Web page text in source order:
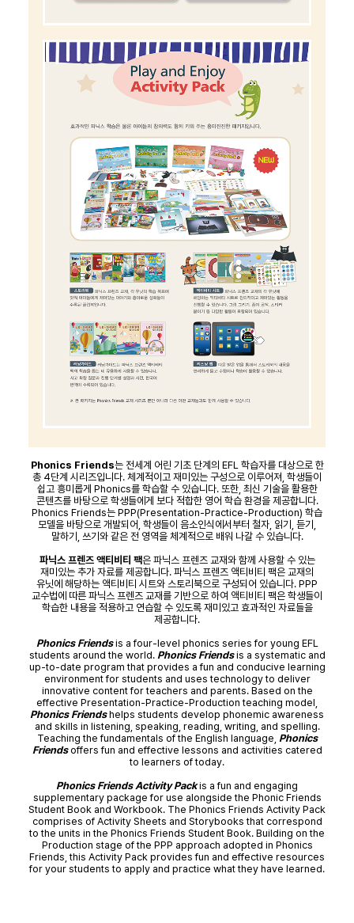
Phonics Friends는 전세계 어린 기초 단계의 EFL 학습자를 대상으로 한
총 4단계 시리즈입니다. 체계적이고 재미있는 구성으로 이루어져, 학생들이
쉽고 흥미롭게 Phonics를 학습할 수 있습니다. 또한, 최신 기술을 활용한
콘텐츠를 바탕으로 학생들에게 보다 적합한 영어 학습 환경을 제공합니다.
Phonics Friends는 PPP(Presentation-Practice-Production) 학습
모델을 바탕으로 개발되어, 학생들이 음소인식에서부터 철자, 읽기, 듣기,
말하기, 쓰기와 같은 전 영역을 체계적으로 배워 나갈 수 있습니다.
파닉스 프렌즈 액티비티 팩은 파닉스 프렌즈 교재와 함께 사용할 수 있는
재미있는 추가 자료를 제공합니다. 파닉스 프렌즈 액티비티 팩은 교재의
유닛에 해당하는 액티비티 시트와 스토리북으로 구성되어 있습니다. PPP
교수법에 따른 파닉스 프렌즈 교재를 기반으로 하여 액티비티 팩은 학생들이
학습한 내용을 적용하고 연습할 수 있도록 재미있고 효과적인 자료들을
제공합니다.
Phonics Friendsis a four-level phonics series for young EFL
students around the world.Phonics Friendsis a systematic and
up-to-date program that provides a fun and conducive learning
environment for students and uses technology to deliver
innovative content for teachers and parents. Based on the
effective Presentation-Practice-Production teaching model,
Phonics Friendshelps students develop phonemic awareness
and skills in listening, speaking, reading, writing, and spelling.
Teaching the fundamentals of the English language, Phonics
Friendsoffers fun and effective lessons and activities catered
to learners of today.
Phonics Friends Activity Packis a fun and engaging
supplementary package for use alongside the Phonic Friends
Student Book and Workbook. The Phonics Friends Activity Pack
comprises of Activity Sheets and Storybooks that correspond
to the units in the Phonics Friends Student Book. Building on the
Production stage of the PPP approach adopted in Phonics
Friends, this Activity Pack provides fun and effective resources
for your students to apply and practice what they have learned.